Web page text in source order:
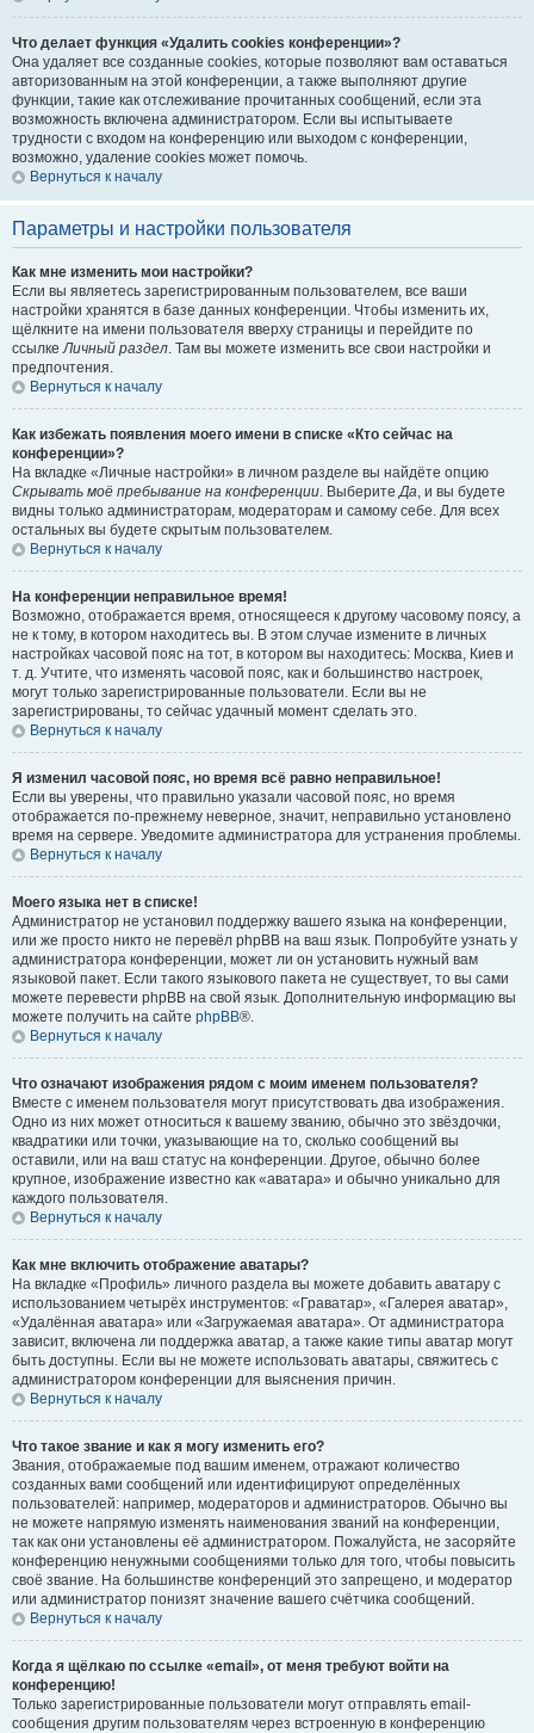
Что делает функция «Удалить cookies конференции»?
Она удаляет все созданные cookies, которые позволяют вам оставаться
авторизованным на этой конференции, а также выполняют другие
функции, такие как отслеживание прочитанных сообщений, если эта
возможность включена администратором. Если вы испытываете
трудности с входом на конференцию или выходом с конференции,
возможно, удаление cookies может помочь.
Вернуться к началу
Параметры и настройки пользователя
Как мне изменить мои настройки?
Если вы являетесь зарегистрированным пользователем, все ваши
настройки хранятся в базе данных конференции. Чтобы изменить их,
щёлкните на имени пользователя вверху страницы и перейдите по
ссылкеЛичный раздел. Там вы можете изменить все свои настройки и
предпочтения.
Вернуться к началу
Как избежать появления моего имени в списке «Кто сейчас на
конференции»?
На вкладке «Личные настройки» в личном разделе вы найдёте опцию
Скрывать моё пребывание на конференции. ВыберитеДа, и вы будете
видны только администраторам, модераторам и самому себе. Для всех
остальных вы будете скрытым пользователем.
Вернуться к началу
На конференции неправильное время!
Возможно, отображается время, относящееся к другому часовому поясу, а
не к тому, в котором находитесь вы. В этом случае измените в личных
настройках часовой пояс на тот, в котором вы находитесь: Москва, Киев и
т. д. Учтите, что изменять часовой пояс, как и большинство настроек,
могут только зарегистрированные пользователи. Если вы не
зарегистрированы, то сейчас удачный момент сделать это.
Вернуться к началу
Я изменил часовой пояс, но время всё равно неправильное!
Если вы уверены, что правильно указали часовой пояс, но время
отображается по-прежнему неверное, значит, неправильно установлено
время на сервере. Уведомите администратора для устранения проблемы.
Вернуться к началу
Моего языка нет в списке!
Администратор не установил поддержку вашего языка на конференции,
или же просто никто не перевёл phpBB на ваш язык. Попробуйте узнать у
администратора конференции, может ли он установить нужный вам
языковой пакет. Если такого языкового пакета не существует, то вы сами
можете перевести phpBB на свой язык. Дополнительную информацию вы
можете получить на сайте phpBB®.
Вернуться к началу
Что означают изображения рядом с моим именем пользователя?
Вместе с именем пользователя могут присутствовать два изображения.
Одно из них может относиться к вашему званию, обычно это звёздочки,
квадратики или точки, указывающие на то, сколько сообщений вы
оставили, или на ваш статус на конференции. Другое, обычно более
крупное, изображение известно как «аватара» и обычно уникально для
каждого пользователя.
Вернуться к началу
Как мне включить отображение аватары?
На вкладке «Профиль» личного раздела вы можете добавить аватару с
использованием четырёх инструментов: «Граватар», «Галерея аватар»,
«Удалённая аватара» или «Загружаемая аватара». От администратора
зависит, включена ли поддержка аватар, а также какие типы аватар могут
быть доступны. Если вы не можете использовать аватары, свяжитесь с
администратором конференции для выяснения причин.
Вернуться к началу
Что такое звание и как я могу изменить его?
Звания, отображаемые под вашим именем, отражают количество
созданных вами сообщений или идентифицируют определённых
пользователей: например, модераторов и администраторов. Обычно вы
не можете напрямую изменять наименования званий на конференции,
так как они установлены её администратором. Пожалуйста, не засоряйте
конференцию ненужными сообщениями только для того, чтобы повысить
своё звание. На большинстве конференций это запрещено, и модератор
или администратор понизят значение вашего счётчика сообщений.
Вернуться к началу
Когда я щёлкаю по ссылке «email», от меня требуют войти на
конференцию!
Только зарегистрированные пользователи могут отправлять email-
сообщения другим пользователям через встроенную в конференцию